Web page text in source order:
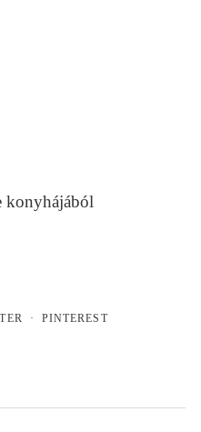
konyhájából
PINTEREST